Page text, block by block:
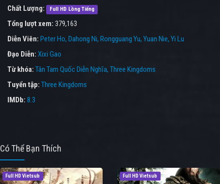
Chất Lượng:
Full HD Lồng Tiếng
Tổng lượt xem: 379,163
Diễn Viên: Peter Ho Dahong Ni Rongguang Yu Yuan Nie Yi Lu
Đạo Diễn: Xixi Gao
Từ khóa: Tân Tam Quốc Diễn Nghĩa, Three Kingdoms
Tuyển tập: Three Kingdoms
IMDb: 8.3
Có Thể Bạn Thích
Full HD Vietsub Full HD Vietsub